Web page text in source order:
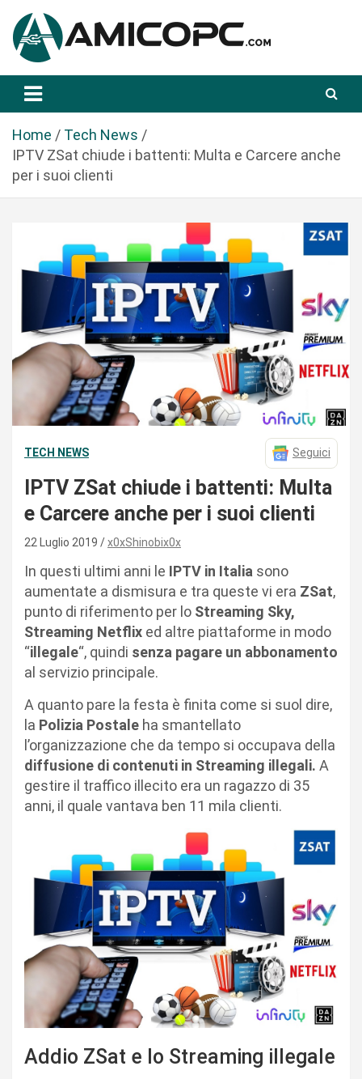
a
Amicopc.com
Home
Tech News
IPTV ZSat chiude i battenti: Multa e Carcere anche
per i suoi clienti
TECH NEWS Seguici
IPTV ZSat chiude i battenti: Multa
e Carcere anche per i suoi clienti
22 Luglio 2019 x0xShinobix0x
In questi ultimi anni le IPTV in Italia sono
aumentate a dismisura e tra queste vi era ZSat,
punto di riferimento per lo Streaming Sky,
Streaming Netflix ed altre piattaforme in modo
“illegale“, quindi senza pagare un abbonamento
al servizio principale.
A quanto pare la festa è finita come si suol dire,
la Polizia Postale ha smantellato
l’organizzazione che da tempo si occupava della
diffusione di contenuti in Streaming illegali. A
gestire il traffico illecito era un ragazzo di 35
anni, il quale vantava ben 11 mila clienti.
Addio ZSat e lo Streaming illegale